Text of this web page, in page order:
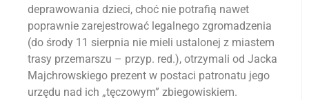
deprawowania dzieci, choć nie potrafią nawet
poprawnie zarejestrować legalnego zgromadzenia
(do środy 11 sierpnia nie mieli ustalonej z miastem
trasy przemarszu – przyp. red.), otrzymali od Jacka
Majchrowskiego prezent w postaci patronatu jego
urzędu nad ich „tęczowym” zbiegowiskiem.